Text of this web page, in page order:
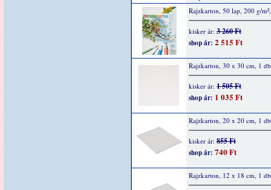
Rajzkarton, 50 lap, 200 g/
kisker ár: 3 260 Ft
shop ár: 2 515 Ft
Rajzkarton, 30 x 30 cm, 1 db
kisker ár: 1 505 Ft
shop ár: 1 035 Ft
Rajzkarton, 20 x 20 cm, 1 db
kisker ár: 855 Ft
shop ár: 740 Ft
Rajzkarton, 12 x 18 cm, 1 db